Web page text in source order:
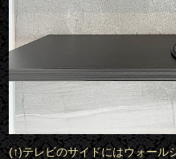
(↑)テレビのサイドにはウォール